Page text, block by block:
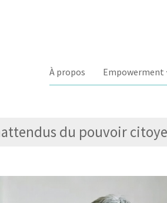
À propos Empowerment
du pouvoir